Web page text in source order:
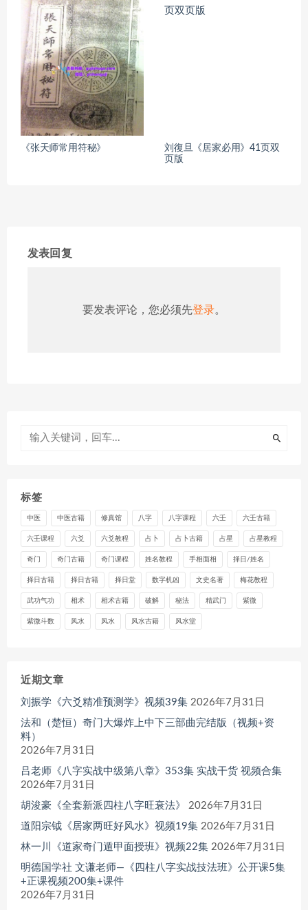
《张天师常用符秘》
刘復旦《居家必用》41页双
页版
发表回复
要发表评论，您必须先登录。
标签
中医 中医古籍 修真馆 八字 八字课程 六壬 六壬古籍
六壬课程 六爻 六爻教程 占卜 占卜古籍 占星 占星教程
奇门 奇门古籍 奇门课程 姓名教程 手相面相 择日/姓名
择日古籍 择日古籍 择日堂 数字机凶 文史名著 梅花教程
武功气功 相术 相术古籍 破解 秘法 精武门 紫微
紫微斗数 风水 风水 风水古籍 风水堂
近期文章
刘振学《六爻精准预测学》视频39集 2026年7月31日
法和（楚恒）奇门大爆炸上中下三部曲完结版（视频+资
料）
2026年7月31日
吕老师《八字实战中级第八章》353集 实战干货 视频合集
2026年7月31日
胡浚豪《全套新派四柱八字旺衰法》
2026年7月31日
道阳宗钺《居家两旺好风水》视频19集 2026年7月31日
林一川《道家奇门遁甲面授班》视频22集 2026年7月31日
明德国学社 文谦老师—《四柱八字实战技法班》公开课5集
+正课视频200集+课件
2026年7月31日